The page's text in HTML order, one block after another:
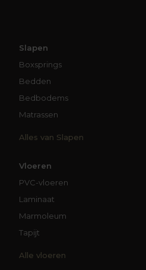
Slapen
Boxsprings
Bedden
Bedbodems
Matrassen
Alles van Slapen
Vloeren
PVC-vloeren
Laminaat
Marmoleum
Tapijt
Alle vloeren